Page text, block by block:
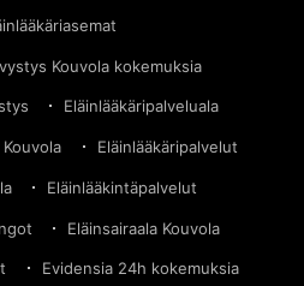
Kouvola kokemuksia
Eläinlääkäripalveluala
Eläinlääkäripalvelut
Eläinlääkintäpalvelut
Eläinsairaala Kouvola
Evidensia 24h kokemuksia